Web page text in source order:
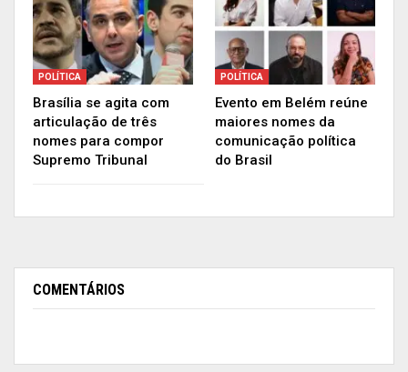
POLÍTICA
Brasília se agita com
articulação de três
nomes para compor
Supremo Tribunal
POLÍTICA
Evento em Belém reúne
maiores nomes da
comunicação política
do Brasil
COMENTÁRIOS